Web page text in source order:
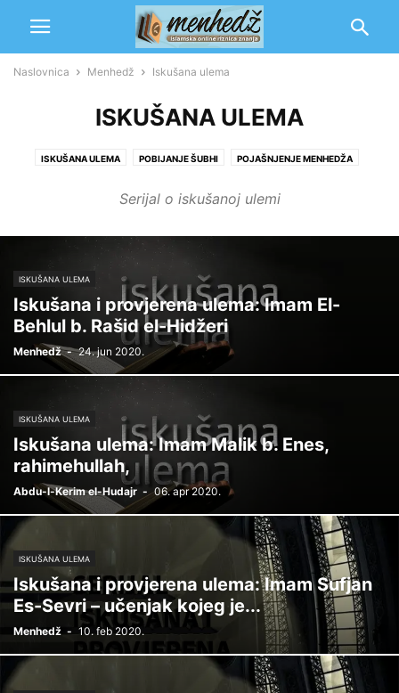
Naslovnica Menhedž Iskušana ulema
ISKUŠANA ULEMA
ISKUŠANA ULEMA POBIJANJE ŠUBHI POJAŠNJENJE MENHEDŽA
Serijal o iskušanoj ulemi
ISKUŠANA ULEMA
Iskušana i provjerena ulema: Imam El-
Behlul b. Rašid el-Hidžeri
Menhedž - 24. jun 2020.
ISKUŠANA ULEMA
Iskušana ulema: Imam Malik b. Enes,
rahimehullah,
Abdu-l-Kerim el-Hudajr - 06. apr 2020.
ISKUŠANA ULEMA
Iskušana i provjerena ulema: Imam Sufjan
Es-Sevri – učenjak kojeg je...
Menhedž - 10. feb 2020.